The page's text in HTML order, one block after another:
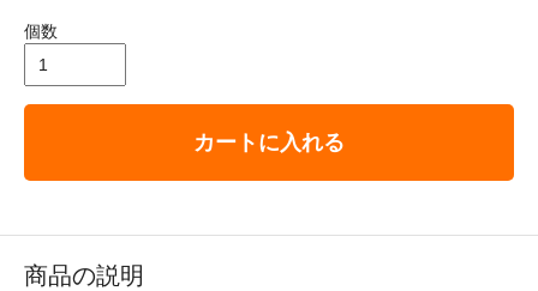
個数
カートに入れる
商品の説明